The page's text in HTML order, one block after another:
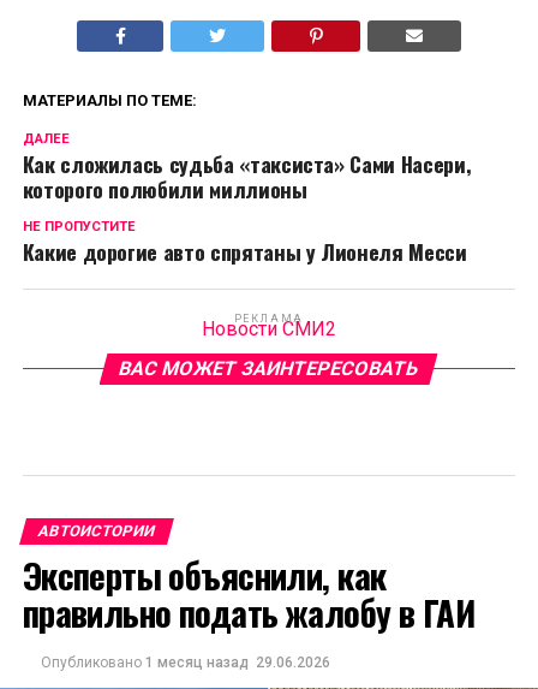
МАТЕРИАЛЫ ПО ТЕМЕ:
ДАЛЕЕ
Как сложилась судьба «таксиста» Сами Насери,
которого полюбили миллионы
НЕ ПРОПУСТИТЕ
Какие дорогие авто спрятаны у Лионеля Месси
РЕКЛАМА
Новости СМИ2
ВАС МОЖЕТ ЗАИНТЕРЕСОВАТЬ
АВТОИСТОРИИ
Эксперты объяснили, как
правильно подать жалобу в ГАИ
Опубликовано 1 месяц назад 29.06.2026